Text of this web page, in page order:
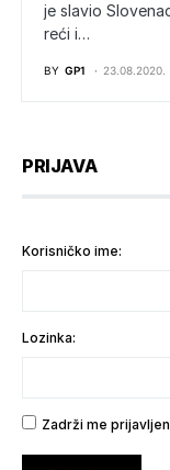
je slavio
reći i…
BY GP1 23.08.2020.
PRIJAVA
Korisničko ime:
Lozinka:
Zadrži me